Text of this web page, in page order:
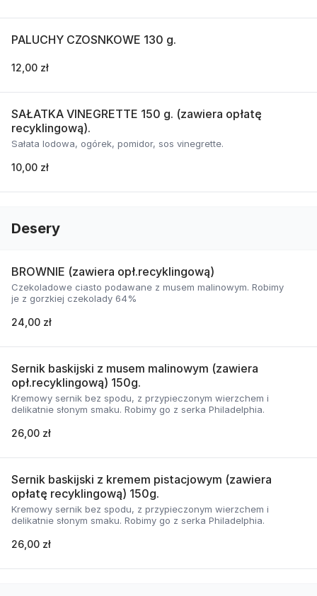
PALUCHY CZOSNKOWE 130 g.
12,00 zł
SAŁATKA VINEGRETTE 150 g. (zawiera opłatę
recyklingową).
Sałata lodowa, ogórek, pomidor, sos vinegrette.
10,00 zł
Desery
BROWNIE (zawiera opł.recyklingową)
Czekoladowe ciasto podawane z musem malinowym. Robimy
je z gorzkiej czekolady 64%
24,00 zł
Sernik baskijski z musem malinowym (zawiera
opł.recyklingową) 150g.
Kremowy sernik bez spodu, z przypieczonym wierzchem i
delikatnie słonym smaku. Robimy go z serka Philadelphia.
26,00 zł
Sernik baskijski z kremem pistacjowym (zawiera
opłatę recyklingową) 150g.
Kremowy sernik bez spodu, z przypieczonym wierzchem i
delikatnie słonym smaku. Robimy go z serka Philadelphia.
26,00 zł